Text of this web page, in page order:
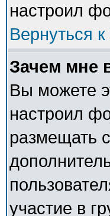
настроил
Вернуться
Зачем мне
Вы можете
настроил
размещать
участие в